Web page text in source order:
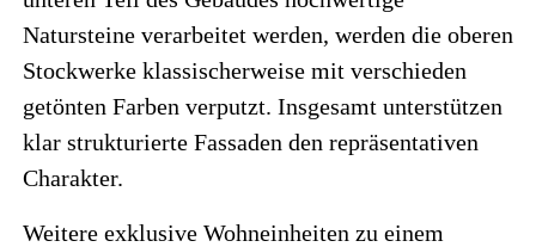
Natursteine verarbeitet werden, werden die oberen
Stockwerke klassischerweise mit verschieden
getönten Farben verputzt. Insgesamt unterstützen
klar strukturierte Fassaden den repräsentativen
Charakter.
Weitere exklusive Wohneinheiten zu einem